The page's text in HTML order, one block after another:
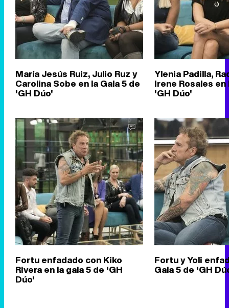
María Jesús Ruiz, Julio Ruz y
Carolina Sobe en la Gala 5 de
'GH Dúo'
Ylenia Padilla,
Irene Rosales en
'GH Dúo'
Fortu enfadado con Kiko
Rivera en la gala 5 de 'GH
Dúo'
Fortu y Yoli
Gala 5 de 'GH